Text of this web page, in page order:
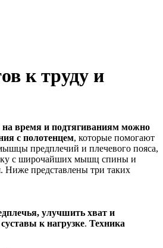
к труду и
на время и подтягиваниям можно
с полотенцем, которые помогают
предплечий и плечевого пояса,
с широчайших мышц спины и
Ниже представлены три таких
улучшить хват и
к нагрузке. Техника